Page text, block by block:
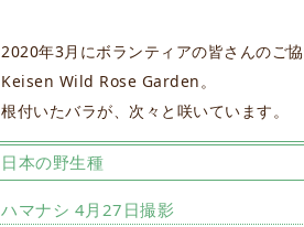
2020年3月にボランティアの皆さんのご
Keisen Wild Rose Garden。
根付いたバラが、次々と咲いています。
日本の野生種
ハマナシ 4月27日撮影